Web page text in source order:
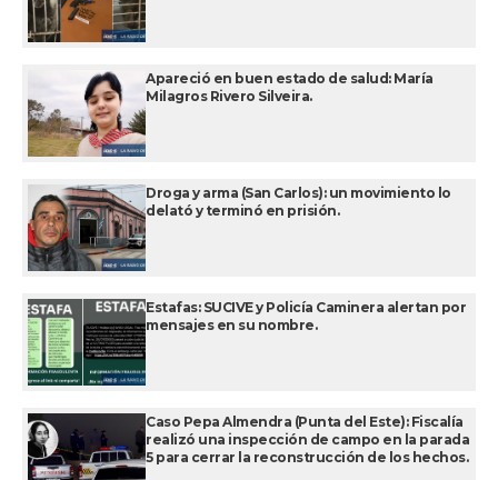
Apareció en buen estado de salud: María
Milagros Rivero Silveira.
Droga y arma (San Carlos): un movimiento lo
delató y terminó en prisión.
Estafas: SUCIVE y Policía Caminera alertan por
mensajes en su nombre.
Caso Pepa Almendra (Punta del Este): Fiscalía
realizó una inspección de campo en la parada
5 para cerrar la reconstrucción de los hechos.